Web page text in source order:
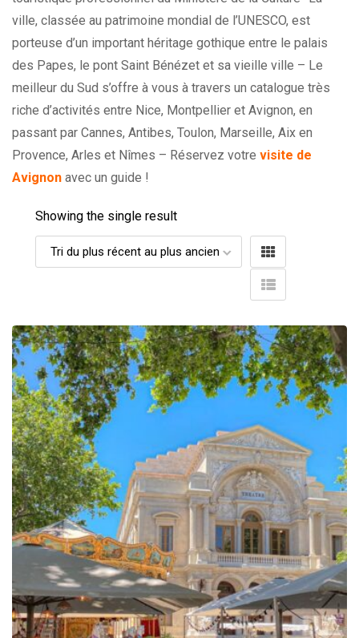
ville, classée au patrimoine mondial de l’UNESCO, est
porteuse d’un important héritage gothique entre le palais
des Papes, le pont Saint Bénézet et sa vieille ville – Le
meilleur du Sud s’offre à vous à travers un catalogue très
riche d’activités entre Nice, Montpellier et Avignon, en
passant par Cannes, Antibes, Toulon, Marseille, Aix en
Provence, Arles et Nîmes – Réservez votre visite de
Avignon avec un guide !
Showing the single result